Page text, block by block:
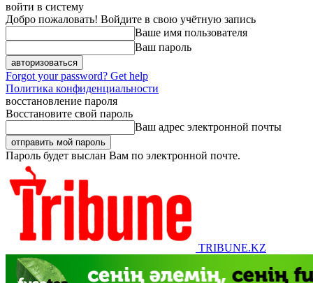
войти в систему
Добро пожаловать! Войдите в свою учётную запись
Ваше имя пользователя
Ваш пароль
Forgot your password? Get help
Политика конфиденциальности
восстановление пароля
Восстановите свой пароль
Ваш адрес электронной почты
Пароль будет выслан Вам по электронной почте.
TRIBUNE.KZ